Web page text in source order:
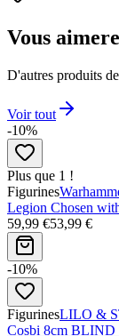
Vous
D'autres produits
Voir tout
-10%
Plus que 1 !
Figurines
Legion Chosen
59,99 €53,99 €
-10%
FigurinesLILO &
Cosbi 8cm